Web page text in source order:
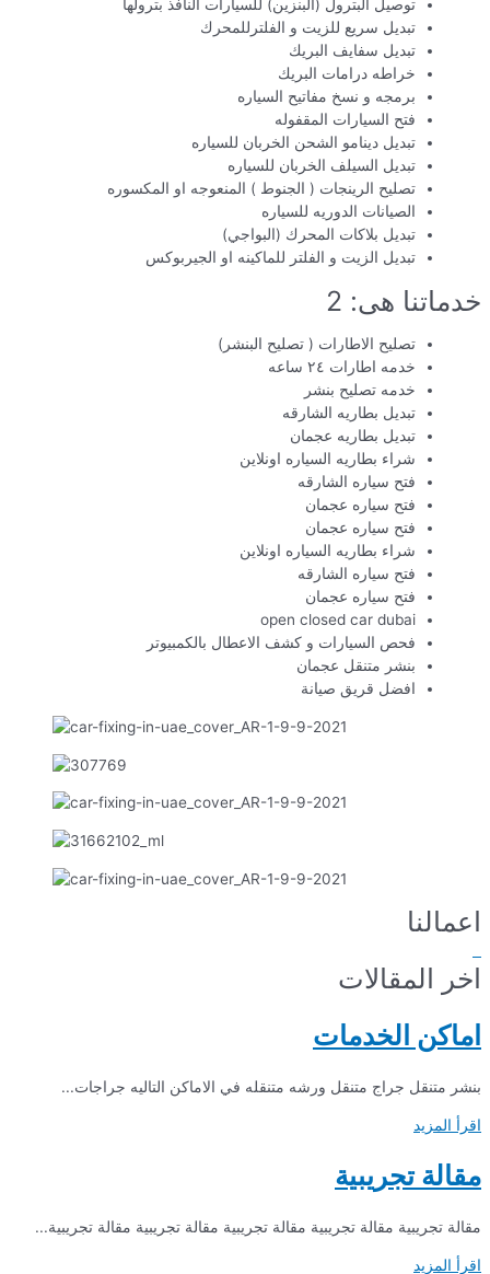
توصيل البترول (البنزين) للسيارات النافذ بترولها
تبديل سريع للزيت و الفلترللمحرك
تبديل سفايف البريك
خراطه درامات البريك
برمجه و نسخ مفاتيح السياره
فتح السيارات المقفوله
تبديل دينامو الشحن الخربان للسياره
تبديل السيلف الخربان للسياره
تصليح الرينجات ( الجنوط ) المنعوجه او المكسوره
الصيانات الدوريه للسياره
تبديل بلاكات المحرك (البواجي)
تبديل الزيت و الفلتر للماكينه او الجيربوكس
خدماتنا هى: 2
تصليح الاطارات ( تصليح البنشر)
خدمه اطارات ٢٤ ساعه
خدمه تصليح بنشر
تبديل بطاريه الشارقه
تبديل بطاريه عجمان
شراء بطاريه السياره اونلاين
فتح سياره الشارقه
فتح سياره عجمان
فتح سياره عجمان
شراء بطاريه السياره اونلاين
فتح سياره الشارقه
فتح سياره عجمان
open closed car dubai
فحص السيارات و كشف الاعطال بالكمبيوتر
بنشر متنقل عجمان
افضل قريق صيانة
اعمالنا
اخر المقالات
اماكن الخدمات
بنشر متنقل جراج متنقل ورشه متنقله في الاماكن التاليه جراجات...
اقرأ المزيد
مقالة تجريبية
مقالة تجريبية مقالة تجريبية مقالة تجريبية مقالة تجريبية مقالة تجريبية...
اقرأ المزيد